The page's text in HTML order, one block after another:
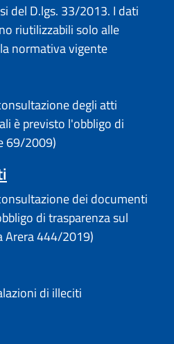
del D.lgs. 33/2013. I dati
riutilizzabili solo alle
normativa vigente
degli atti
è previsto l'obbligo di
69/2009)
dei documenti
di trasparenza sul
Arera 444/2019)
di illeciti